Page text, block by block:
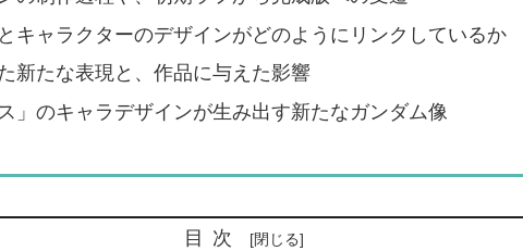
キャラクターのデザインがどのようにリンクしているか
新たな表現と、作品に与えた影響
」のキャラデザインが生み出す新たなガンダム像
目次